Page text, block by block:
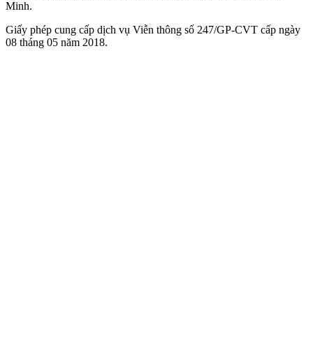
Minh.
Giấy phép cung cấp dịch vụ Viễn thông số 247/GP-CVT cấp ngày
08 tháng 05 năm 2018.